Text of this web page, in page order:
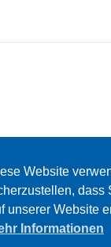
Website
dass
unserer Website
Informationen